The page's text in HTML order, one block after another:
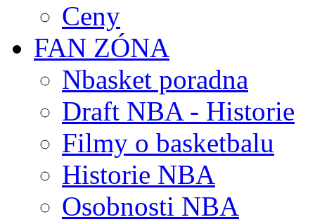
Ceny
FAN ZÓNA
Nbasket poradna
Draft NBA - Historie
Filmy o basketbalu
Historie NBA
Osobnosti NBA